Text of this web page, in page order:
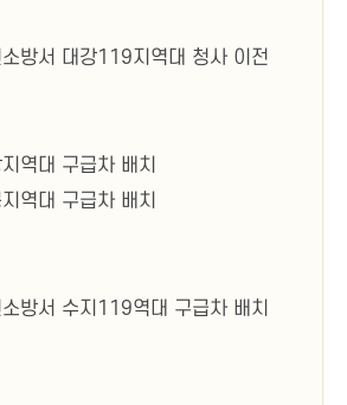
소방서 대강119지역대 청사 이전
역대 구급차 배치
역대 구급차 배치
방서 수지119역대 구급차 배치